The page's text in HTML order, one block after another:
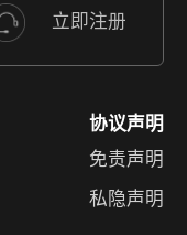
立即注册
协议声明
免责声明
私隐声明